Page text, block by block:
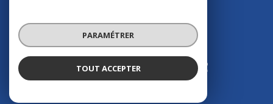
© 2026 | Tous droits réservés
Réalisé par
PARAMÉTRER
TOUT ACCEPTER